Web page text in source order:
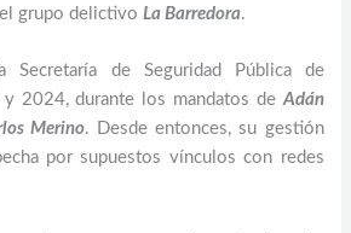
grupo delictivoLa Barredora.
Secretaría de Seguridad Pública de
y 2024, durante los mandatos deAdán
Merino. Desde entonces, su gestión
por supuestos vínculos con redes